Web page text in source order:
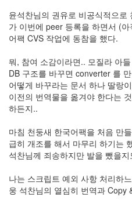
윤석찬님의 권유로 비공식적으
가 이번에 peer 등록을 하면서 (
어팩 CVS 작업에 동참을 했다.
뭐, 참여 소감이라면.. 모질라 아
DB 구조를 바꾸면 converter 를
어떻게 바꾸라는 문서 하나 딸랑
이전의 번역물을 옮겨야 한다는
하든지..
마침 천둥새 한국어팩을 처음 만
급히 개조를 해서 마무리 하기는
석찬님께 죄송하지만 발을 뺐을
나는 스크립트 예외 사항 처리하
웅 석찬님의 열심히 번역과 Copy
AnNyung
Firefox
Mozilla
군
이
표
준
iPutty
AnNyung
LInux
불
여